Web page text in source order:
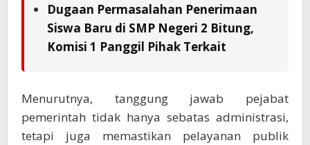
Dugaan Permasalahan Penerimaan
Siswa Baru di SMP Negeri 2 Bitung,
Komisi 1 Panggil Pihak Terkait
Menurutnya, tanggung jawab pejabat
pemerintah tidak hanya sebatas administrasi,
tetapi juga memastikan pelayanan publik